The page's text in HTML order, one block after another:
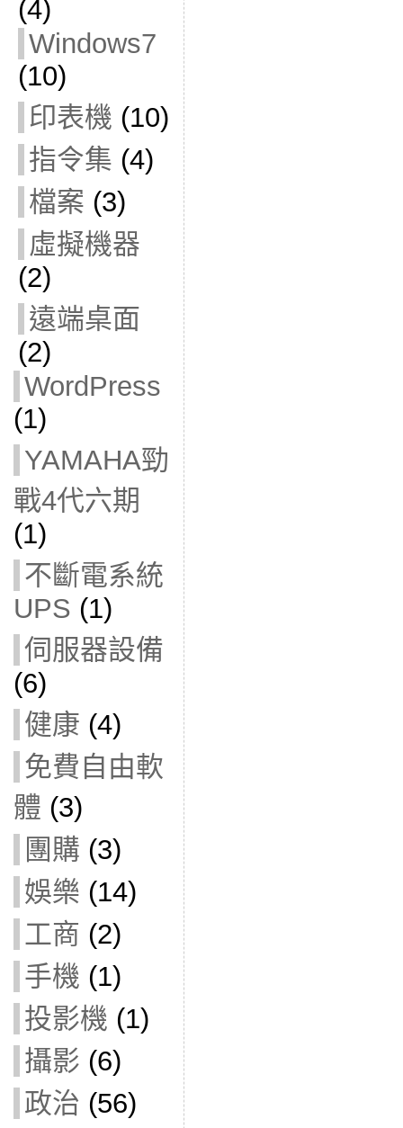
(4)
Windows7
(10)
印表機 (10)
指令集 (4)
檔案 (3)
虛擬機器
(2)
遠端桌面
(2)
WordPress
(1)
YAMAHA勁
戰4代六期
(1)
不斷電系統
UPS (1)
伺服器設備
(6)
健康 (4)
免費自由軟
體 (3)
團購 (3)
娛樂 (14)
工商 (2)
手機 (1)
投影機 (1)
攝影 (6)
政治 (56)